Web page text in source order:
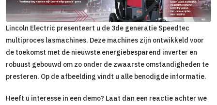
Lincoln Electric presenteert u de 3de generatie Speedtec
multiproces lasmachines. Deze machines zijn ontwikkeld voor
de toekomst met de nieuwste energiebesparend inverter en
robuust gebouwd om zo onder de zwaarste omstandigheden te
presteren. Op de afbeelding vindt u alle benodigde informatie.
Heeft u interesse in een demo? Laat dan een reactie achter we